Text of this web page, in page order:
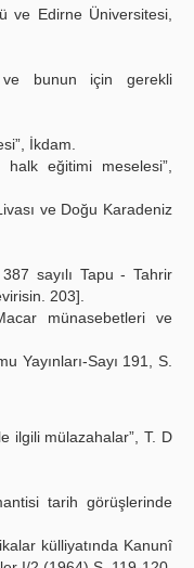
ve Edirne Üniversitesi,
bunun için gerekli
İkdam.
eğitimi meselesi”,
ve Doğu Karadeniz
sayılı Tapu - Tahrir
203].
münasebetleri ve
Yayınları-Sayı 191, S.
ilgili mülazahalar”, T. D
tarih görüşlerinde
külliyatında Kanunî